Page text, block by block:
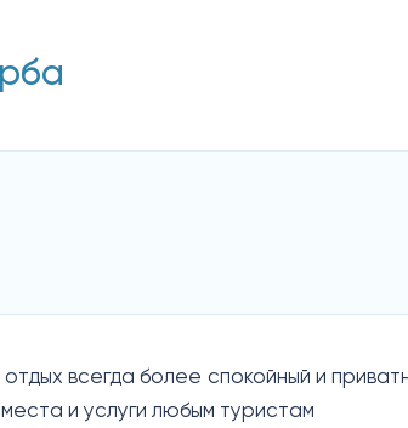
всегда более спокойный и
и услуги любым туристам